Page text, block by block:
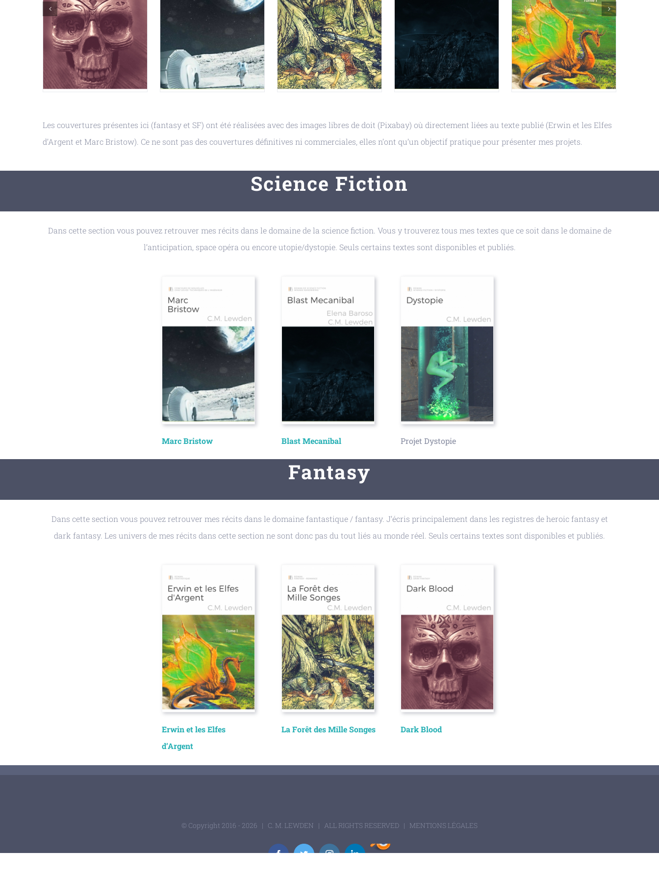
Les couvertures présentes ici (fantasy et SF) ont été réalisées avec des images libres de doit (Pixabay) où directement liées au texte publié (Erwin et les Elfes
d’Argent et Marc Bristow). Ce ne sont pas des couvertures définitives ni commerciales, elles n’ont qu’un objectif pratique pour présenter mes projets.
Science Fiction
Dans cette section vous pouvez retrouver mes récits dans le domaine de la science fiction. Vous y trouverez tous mes textes que ce soit dans le domaine de
l’anticipation, space opéra ou encore utopie/dystopie. Seuls certains textes sont disponibles et publiés.
Marc Bristow Blast Mecanibal Projet Dystopie
Fantasy
Dans cette section vous pouvez retrouver mes récits dans le domaine fantastique / fantasy. J’écris principalement dans les registres de heroic fantasy et
dark fantasy. Les univers de mes récits dans cette section ne sont donc pas du tout liés au monde réel. Seuls certains textes sont disponibles et publiés.
Erwin et les Elfes
d’Argent
La Forêt des Mille Songes Dark Blood
© Copyright 2016 - 2026 | C. M. LEWDEN | ALL RIGHTS RESERVED | MENTIONS LÉGALES
CGCookies